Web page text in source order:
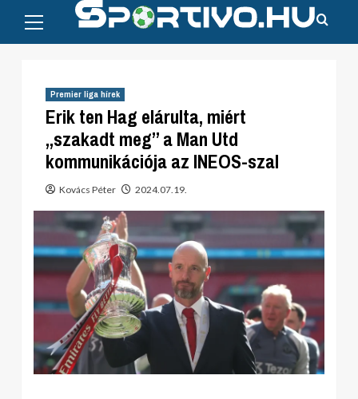
content
Menu
Premier liga hírek
Erik ten Hag elárulta, miért
„szakadt meg” a Man Utd
kommunikációja az INEOS-szal
Kovács Péter 2024.07.19.